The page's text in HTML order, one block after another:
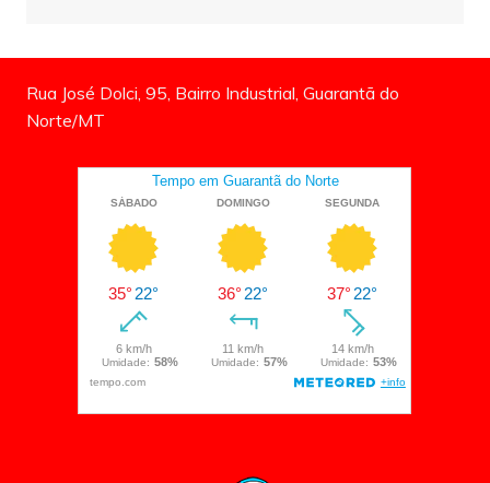
Rua José Dolci, 95, Bairro Industrial, Guarantã do
Norte/MT